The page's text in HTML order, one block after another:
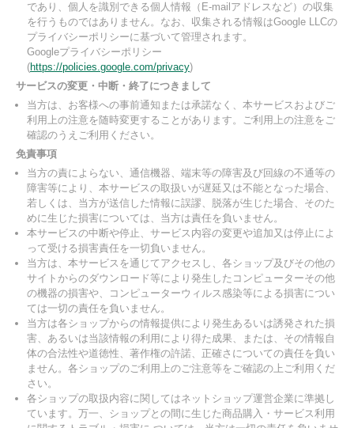
であり、個人を識別できる個人情報（E-mailアドレスなど）の収集
を行うものではありません。なお、収集される情報はGoogle LLCの
プライバシーポリシーに基づいて管理されます。
Googleプライバシーポリシー
(https://policies.google.com/privacy)
サービスの変更・中断・終了につきまして
当方は、お客様への事前通知または承諾なく、本サービスおよびご
利用上の注意を随時変更することがあります。ご利用上の注意をご
確認のうえご利用ください。
免責事項
当方の責によらない、通信機器、端末等の障害及び回線の不通等の
障害等により、本サービスの取扱いが遅延又は不能となった場合、
若しくは、当方が送信した情報に誤謬、脱落が生じた場合、そのた
めに生じた損害については、当方は責任を負いません。
本サービスの中断や停止、サービス内容の変更や追加又は停止によ
って受ける損害責任を一切負いません。
当方は、本サービスを通じてアクセスし、各ショップ及びその他の
サイトからのダウンロード等により発生したコンピューターその他
の機器の損害や、コンピューターウィルス感染等による損害につい
ては一切の責任を負いません。
当方は各ショップからの情報提供により発生あるいは誘発された損
害、あるいは当該情報の利用により得た成果、または、その情報自
体の合法性や道徳性、著作権の許諾、正確さについての責任を負い
ません。各ショップのご利用上のご注意等をご確認の上ご利用くだ
さい。
各ショップの取扱内容に関してはネットショップ運営企業に準拠し
ています。万一、ショップとの間に生じた商品購入・サービス利用